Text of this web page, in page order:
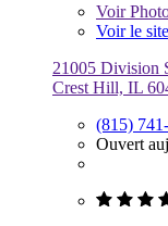
Voir
Voir le
21005 Division
Crest Hill, IL
(815)
Ouvert